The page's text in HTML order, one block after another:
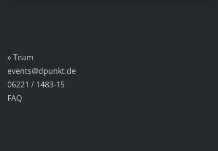
» Team
events@dpunkt.de
06221 / 1483-15
FAQ